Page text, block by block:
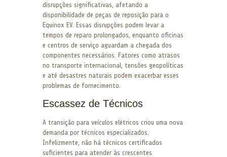
disrupções significativas, afetando a
disponibilidade de peças de reposição para o
Equinox EV. Essas disrupções podem levar a
tempos de reparo prolongados, enquanto oficinas
e centros de serviço aguardam a chegada dos
componentes necessários. Fatores como atrasos
no transporte internacional, tensões geopolíticas
e até desastres naturais podem exacerbar esses
problemas de fornecimento.
Escassez de Técnicos
A transição para veículos elétricos criou uma nova
demanda por técnicos especializados.
Infelizmente, não há técnicos certificados
suficientes para atender às crescentes